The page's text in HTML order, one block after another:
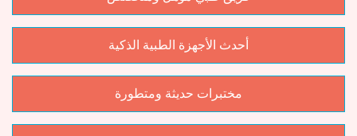
أحدث الأجهزة الطبية الذكية
مختبرات حديثة ومتطورة